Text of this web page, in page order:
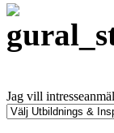
Jag vill